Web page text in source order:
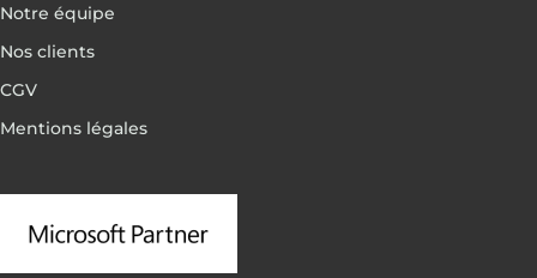
Notre équipe
Nos clients
CGV
Mentions légales